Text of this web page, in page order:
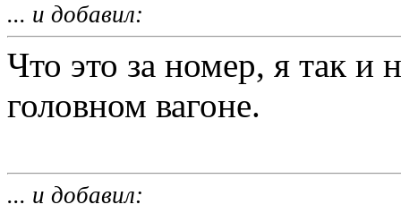
... и добавил:
Что это за номер, я так и
головном вагоне.
... и добавил: